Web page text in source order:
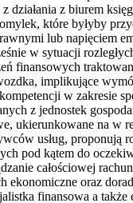
działania z biurem
które byłyby
lub napięciem
w sytuacji
finansowych
implikujące
w zakresie
z jednostek
ukierunkowane na w
usług, proponują
pod kątem do
całościowej
ekonomiczne oraz
finansowa a także